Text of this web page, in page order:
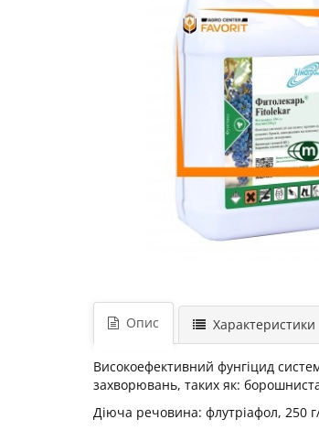
Опис Характеристики
Високоефективний фунгіцид
захворювань, таких як: борошниста
Діюча речовина: флутріафол, 250